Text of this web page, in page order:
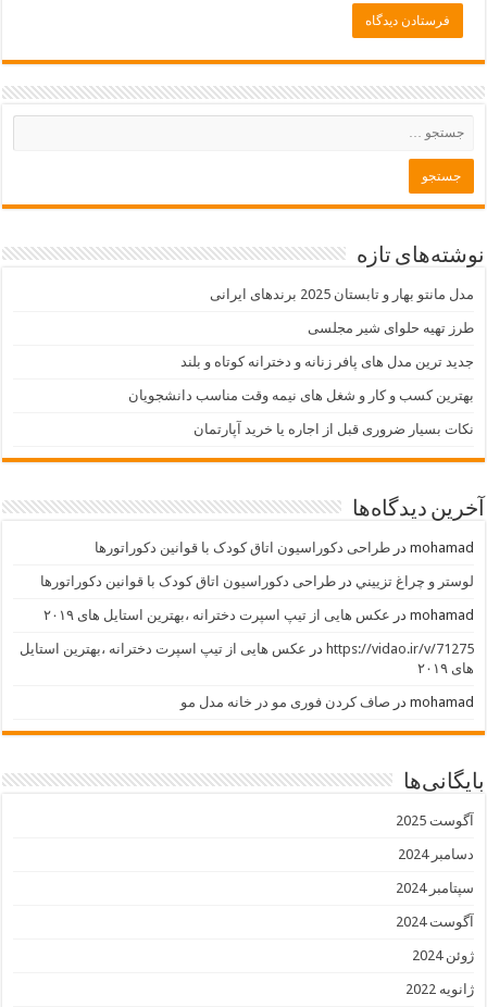
نوشته‌های تازه
مدل مانتو بهار و تابستان 2025 برندهای ایرانی
طرز تهیه حلوای شیر مجلسی
جدید ترین مدل های پافر زنانه و دخترانه کوتاه و بلند
بهترین کسب و کار و شغل های نیمه وقت مناسب دانشجویان
نکات بسیار ضروری قبل از اجاره یا خرید آپارتمان
آخرین دیدگاه‌ها
mohamad درطراحی دکوراسیون اتاق کودک با قوانین دکوراتورها
لوستر و چراغ تزييني درطراحی دکوراسیون اتاق کودک با قوانین دکوراتورها
mohamad در عکس هایی از تیپ اسپرت دخترانه ،بهترین استایل های ۲۰۱۹
https://vidao.ir/v/71275 در عکس هایی از تیپ اسپرت دخترانه ،بهترین استایل
های ۲۰۱۹
mohamad در صاف کردن فوری مو در خانه مدل مو
بایگانی‌ها
آگوست 2025
دسامبر 2024
سپتامبر 2024
آگوست 2024
ژوئن 2024
ژانویه 2022